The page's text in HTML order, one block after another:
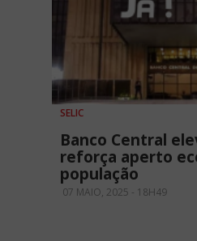
SELIC
Banco Central
reforça aperto
população
07 MAIO, 2025 - 18H49